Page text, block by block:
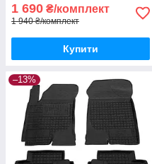
1 690 ₴/комплект
1 940 ₴/комплект
Купити
–13%